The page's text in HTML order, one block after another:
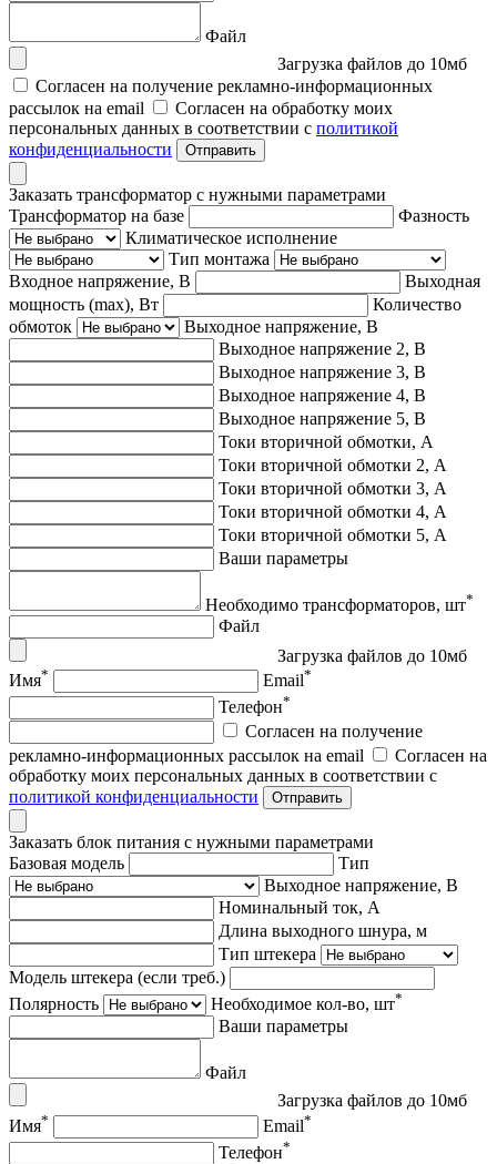
Файл
Загрузка файлов до 10мб
Согласен на получение рекламно-информационных
рассылок на email
Согласен на обработку моих
персональных данных в соответствии с политикой
конфиденциальности
Отправить
Заказать трансформатор с нужными параметрами
Трансформатор на базе
Фазность
Климатическое исполнение
Тип монтажа
Входное напряжение, В
Выходная
мощность (max), Вт
Количество
обмоток
Выходное напряжение, В
Выходное напряжение 2, В
Выходное напряжение 3, В
Выходное напряжение 4, В
Выходное напряжение 5, В
Токи вторичной обмотки, А
Токи вторичной обмотки 2, А
Токи вторичной обмотки 3, А
Токи вторичной обмотки 4, А
Токи вторичной обмотки 5, А
Ваши параметры
Необходимо трансформаторов, шт*
Файл
Загрузка файлов до 10мб
Имя* Email*
Телефон*
Согласен на получение
рекламно-информационных рассылок на email
Согласен на
обработку моих персональных данных в соответствии с
политикой конфиденциальности
Отправить
Заказать блок питания с нужными параметрами
Базовая модель
Тип
Выходное напряжение, В
Номинальный ток, А
Длина выходного шнура, м
Тип штекера
Модель штекера (если треб.)
Полярность
Необходимое кол-во, шт*
Ваши параметры
Файл
Загрузка файлов до 10мб
Имя* Email*
Телефон*